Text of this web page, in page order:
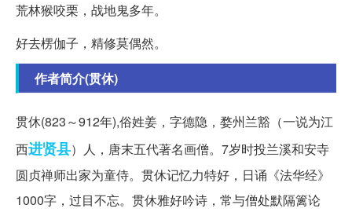
荒林猴咬栗，战地鬼多年。
好去楞伽子，精修莫偶然。
作者简介(贯休)
贯休(823～912年),俗姓姜，字德隐，婺州兰豁（一说为江
西进贤县）人，唐末五代著名画僧。7岁时投兰溪和安寺
圆贞禅师出家为童侍。贯休记忆力特好，日诵《法华经》
1000字，过目不忘。贯休雅好吟诗，常与僧处默隔篱论